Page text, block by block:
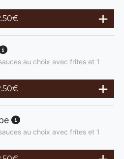
€
au choix avec frites et 1
€
au choix avec frites et 1